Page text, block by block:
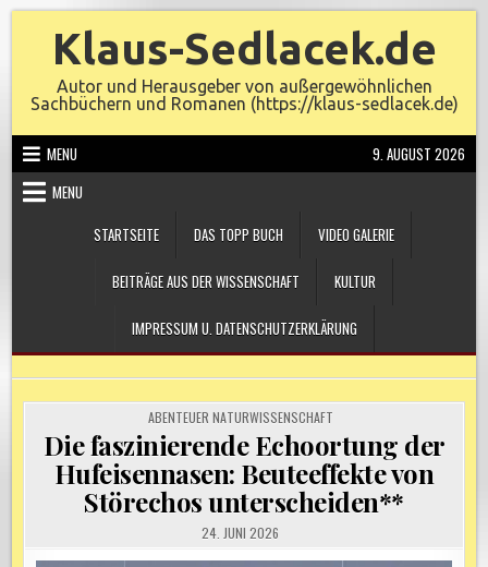
Klaus-Sedlacek.de
Autor und Herausgeber von außergewöhnlichen
Sachbüchern und Romanen (https://klaus-sedlacek.de)
MENU
9. AUGUST 2026
MENU
STARTSEITE
DAS TOPP BUCH VIDEO GALERIE
BEITRÄGE AUS DER WISSENSCHAFT KULTUR
IMPRESSUM U. DATENSCHUTZERKLÄRUNG
POSTED
IN
ABENTEUER NATURWISSENSCHAFT
Die faszinierende Echoortung der
Hufeisennasen: Beuteeffekte von
Störechos unterscheiden**
24. JUNI 2026